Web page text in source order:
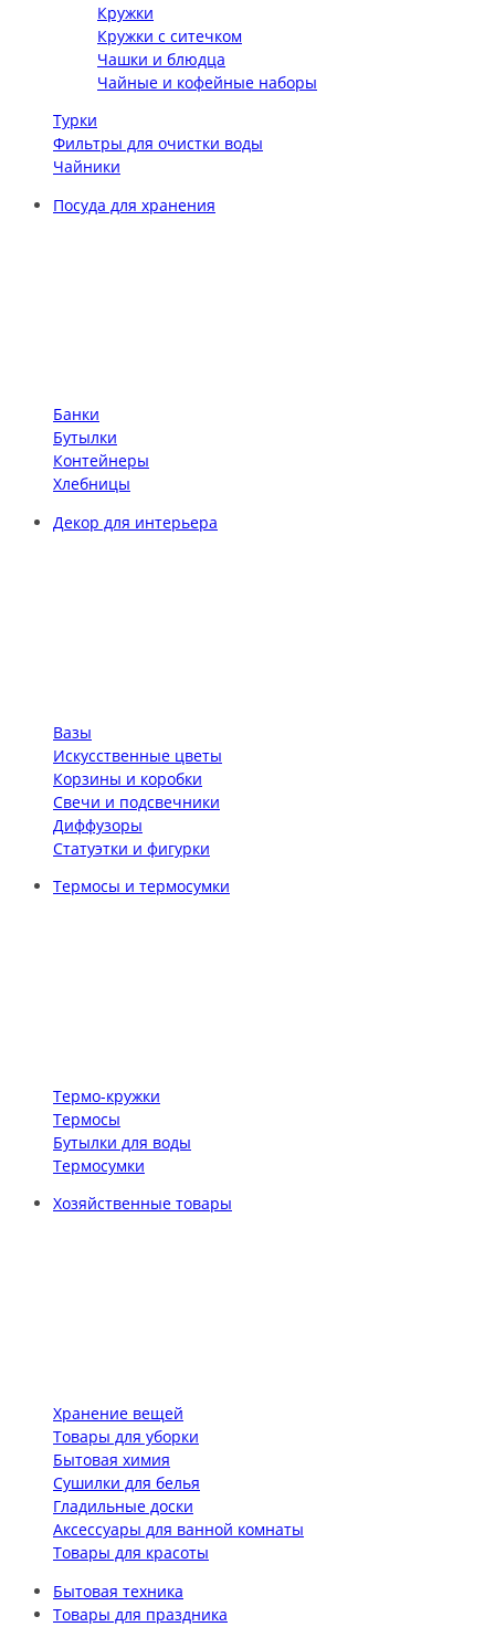
Кружки
Кружки с ситечком
Чашки и блюдца
Чайные и кофейные наборы
Турки
Фильтры для очистки воды
Чайники
Посуда для хранения
Банки
Бутылки
Контейнеры
Хлебницы
Декор для интерьера
Вазы
Искусственные цветы
Корзины и коробки
Свечи и подсвечники
Диффузоры
Статуэтки и фигурки
Термосы и термосумки
Термо-кружки
Термосы
Бутылки для воды
Термосумки
Хозяйственные товары
Хранение вещей
Товары для уборки
Бытовая химия
Сушилки для белья
Гладильные доски
Аксессуары для ванной комнаты
Товары для красоты
Бытовая техника
Товары для праздника